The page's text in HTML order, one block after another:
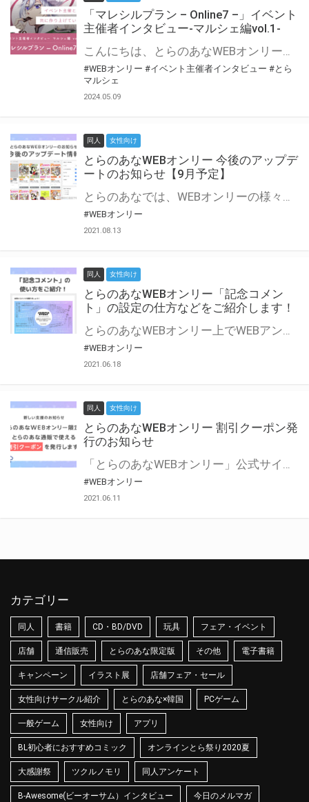
「マレシルプラン – Online7 –」イベント
主催者インタビュー-マルシェ編vol.1-
こんにちは、とらのあなWEBオンリー運営スタッフです。 新たにお届けする、イベント主催者インタビュー-マルシェ編-は、 とらのあなWEBオンリー「マルシェ」をご利用した主催様に 「マルシェ」を使って開催した感想や心がけをお聞きする企画です。 今回は、WEBオンリー開催7回目迎えた「マレシルプラン – Online7 –」より、 主催の玉川うた様にお話を伺いました。 ▼マレシルプランのインタビュー前回記事 「イベント主催者インタビュー vol.6」はこちら 協力：玉川うた様（マレシルプラン実行委員会 代表）／イベント公式Twitter（@mallesil_plan） とらのあなWEBオンリー「マルシェ」とは？ WEBオンリーでリアルタイムでコミュニケーションがとれるオンライン会場です。
#WEBオンリー #イベント主催者インタビュー #とら
マルシェ
2024.05.09
同人 女性向け
とらのあなWEBオンリー 今後のアップデ
ートのお知らせ【9月予定】
とらのあなでは、WEBオンリーの様々な支援を実施しています。 今回は2021年9月に実装を予定しているアップデート情報についてご紹介いたします。 とらのあなWEBオンリーサイトはこちら
#WEBオンリー
2021.08.13
同人 女性向け
とらのあなWEBオンリー「記念コメン
ト」の設定の仕方などをご紹介します！
とらのあなWEBオンリー上でWEBアンソロジーが作成できる「記念コメント」について、その使い方や作成手順を解説します！ 支援タイプを「サークル参加型」「サークル参加型・マルシェ(イベント会場)機能付き」でお申し込みいただいている主催者様はぜひご活用ください♪ とらのあなWEBオンリーサイトはこちら
#WEBオンリー
2021.06.18
同人 女性向け
とらのあなWEBオンリー 割引クーポン発
行のお知らせ
「とらのあなWEBオンリー」公式サイトでとらのあな通販の「割引クーポン」を配布中！ イベントごとに開催当日限定で使える割引クーポンのシリアルコードを発行します。 とらのあなWEBオンリーのページをチェックして、イベント当日にお得にお買い物を楽しみましょう♪ ※本キャンペーンは予告なく終了する場合がございます。 とらのあなWEBオンリーサイトはこちら
#WEBオンリー
2021.06.11
カテゴリー
同人 書籍 CD・BD/DVD 玩具 フェア・イベント
店舗 通信販売 とらのあな限定版 その他 電子書籍
キャンペーン イラスト展 店舗フェア・セール
女性向けサークル紹介 とらのあな×韓国 PCゲーム
一般ゲーム 女性向け アプリ
BL初心者におすすめコミック オンラインとら祭り2020夏
大感謝祭 ツクルノモリ 同人アンケート
B-Awesome(ビーオーサム）インタビュー 今日のメルマガ